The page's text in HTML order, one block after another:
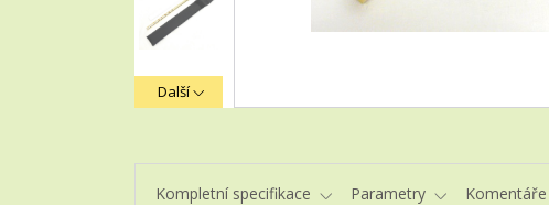
Další
Kompletní specifikace Parametry Komentáře